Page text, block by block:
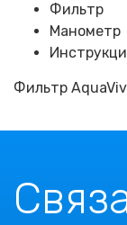
Фильтр
Манометр
Фильтр